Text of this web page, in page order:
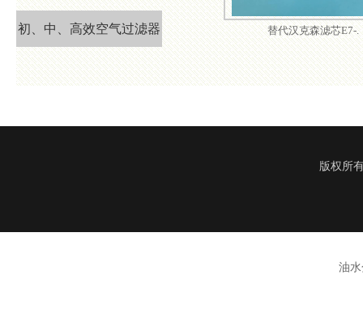
初、中、高效空气过滤器 替代汉克森滤芯E7-.
版权所
油